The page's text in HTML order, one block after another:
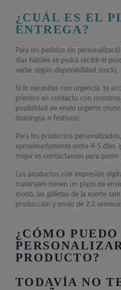
¿CUÁL ES EL
ENTREGA?
Para los pedidos sin
días hábiles se podrá recibir el
variar según disponibilidad stock).
Si lo necesitas con urgencia, te
primero en contacto con
posibilidad de envío urgente
domingos o festivos).
Para los productos
aproximadamente entre 4-5 días,
mejor es contactarnos para poder
Los productos con impresión
materiales tienen un plazo de
modo, las galletas de la suerte
producción y envío de 2.3
¿CÓMO PUEDO
PRODUCTO?
TODAVÍA NO